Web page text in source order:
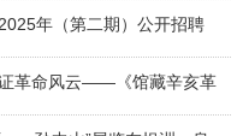
年（第二期）公开招聘
革命风云——《馆藏辛亥革